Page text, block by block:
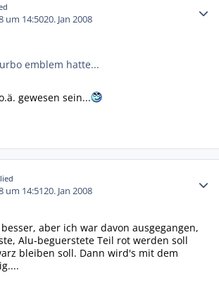
um 14:5020. Jan 2008
emblem hatte...
gewesen sein...
um 14:5120. Jan 2008
aber ich war davon ausgegangen,
Alu-beguerstete Teil rot werden soll
bleiben soll. Dann wird's mit dem